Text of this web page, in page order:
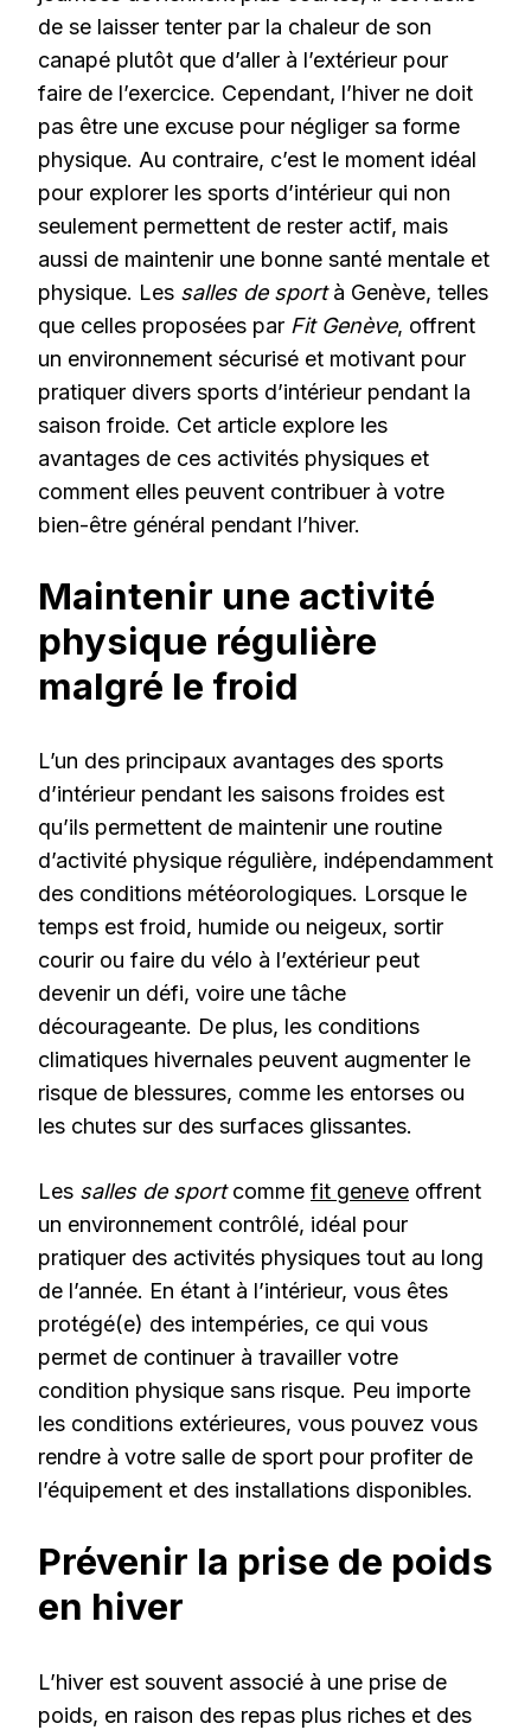
de se laisser tenter par la chaleur de son
canapé plutôt que d’aller à l’extérieur pour
faire de l’exercice. Cependant, l’hiver ne doit
pas être une excuse pour négliger sa forme
physique. Au contraire, c’est le moment idéal
pour explorer les sports d’intérieur qui non
seulement permettent de rester actif, mais
aussi de maintenir une bonne santé mentale et
physique. Les salles de sportà Genève, telles
que celles proposées par Fit Genève, offrent
un environnement sécurisé et motivant pour
pratiquer divers sports d’intérieur pendant la
saison froide. Cet article explore les
avantages de ces activités physiques et
comment elles peuvent contribuer à votre
bien-être général pendant l’hiver.
Maintenir une activité
physique régulière
malgré le froid
L’un des principaux avantages des sports
d’intérieur pendant les saisons froides est
qu’ils permettent de maintenir une routine
d’activité physique régulière, indépendamment
des conditions météorologiques. Lorsque le
temps est froid, humide ou neigeux, sortir
courir ou faire du vélo à l’extérieur peut
devenir un défi, voire une tâche
décourageante. De plus, les conditions
climatiques hivernales peuvent augmenter le
risque de blessures, comme les entorses ou
les chutes sur des surfaces glissantes.
Les salles de sportcomme fit geneve offrent
un environnement contrôlé, idéal pour
pratiquer des activités physiques tout au long
de l’année. En étant à l’intérieur, vous êtes
protégé(e) des intempéries, ce qui vous
permet de continuer à travailler votre
condition physique sans risque. Peu importe
les conditions extérieures, vous pouvez vous
rendre à votre salle de sport pour profiter de
l’équipement et des installations disponibles.
Prévenir la prise de poids
en hiver
L’hiver est souvent associé à une prise de
poids, en raison des repas plus riches et des